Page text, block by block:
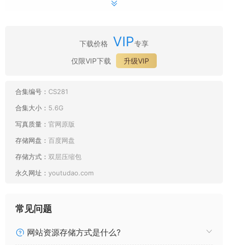
006 珟_珏Dita(珟珏) 碧蓝航线 镇海旗袍 [58P2V840MB]
003 珟_珏Dita(珟珏) 6·20〈碧蓝航线〉[9P23MB]
002 珟_珏Dita(珟珏) 6·17自拍〈碧蓝航线〉[4P6MB]
001 珟_珏Dita(珟珏) 暗黑兔女郎 [40P660MB]
下载价格 VIP专享
仅限VIP下载
升级VIP
合集编号： CS281
合集大小： 5.6G
写真质量： 官网原版
存储网盘： 百度网盘
存储方式： 双层压缩包
永久网址： youtudao.com
常见问题
网站资源存储方式是什么?